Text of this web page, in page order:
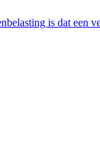
is dat een